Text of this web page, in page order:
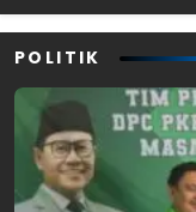
POLITIK